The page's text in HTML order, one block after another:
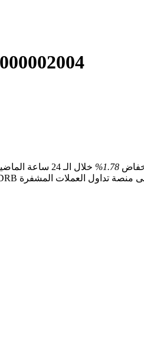
1.78% خلال الـ 24 ساعة الماضية. يبلغ حجم سوقه